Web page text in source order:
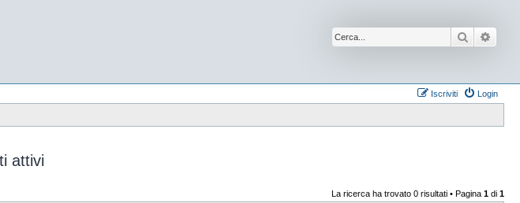
Cerca
Login
Iscriviti
attivi
La ricerca ha trovato 0 risultati • Pagina 1 di 1